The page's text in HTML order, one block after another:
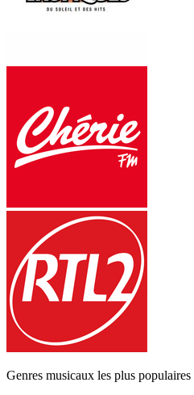
Genres musicaux les plus populaires